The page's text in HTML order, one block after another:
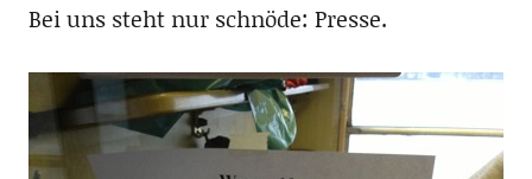
Bei uns steht nur schnöde: Presse.